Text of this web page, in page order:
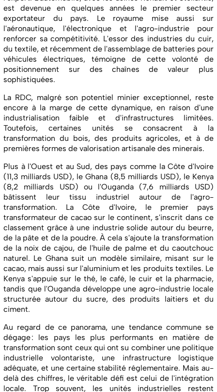
est devenue en quelques années le premier secteur
exportateur du pays. Le royaume mise aussi sur
l'aéronautique, l'électronique et l'agro-industrie pour
renforcer sa compétitivité. L'essor des industries du cuir,
du textile, et récemment de l'assemblage de batteries pour
véhicules électriques, témoigne de cette volonté de
positionnement sur des chaînes de valeur plus
sophistiquées.
La RDC, malgré son potentiel minier exceptionnel, reste
encore à la marge de cette dynamique, en raison d'une
industrialisation faible et d'infrastructures limitées.
Toutefois, certaines unités se consacrent à la
transformation du bois, des produits agricoles, et à de
premières formes de valorisation artisanale des minerais.
Plus à l'Ouest et au Sud, des pays comme la Côte d'Ivoire
(11,3 milliards USD), le Ghana (8,5 milliards USD), le Kenya
(8,2 milliards USD) ou l'Ouganda (7,6 milliards USD)
bâtissent leur tissu industriel autour de l'agro-
transformation. La Côte d'Ivoire, le premier pays
transformateur de cacao sur le continent, s'inscrit dans ce
classement grâce à une industrie solide autour du beurre,
de la pâte et de la poudre. À cela s'ajoute la transformation
de la noix de cajou, de l'huile de palme et du caoutchouc
naturel. Le Ghana suit un modèle similaire, misant sur le
cacao, mais aussi sur l'aluminium et les produits textiles. Le
Kenya s'appuie sur le thé, le café, le cuir et la pharmacie,
tandis que l'Ouganda développe une agro-industrie locale
structurée autour du sucre, des produits laitiers et du
ciment.
Au regard de ce panorama, une tendance commune se
dégage : les pays les plus performants en matière de
transformation sont ceux qui ont su combiner une politique
industrielle volontariste, une infrastructure logistique
adéquate, et une certaine stabilité réglementaire. Mais au-
delà des chiffres, le véritable défi est celui de l'intégration
locale. Trop souvent, les unités industrielles restent